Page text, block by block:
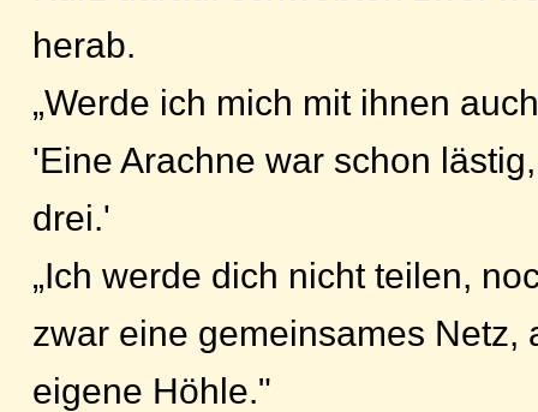
herab.
„Werde ich mich mit ihnen
'Eine Arachne war schon
drei.'
„Ich werde dich nicht teilen,
zwar eine gemeinsames Netz,
eigene Höhle."